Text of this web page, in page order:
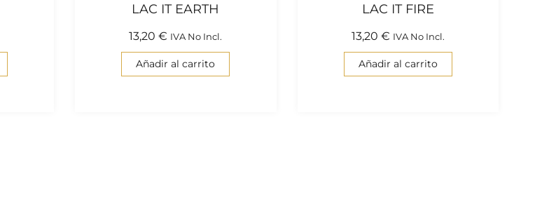
LAC IT EARTH
13,20€ IVA No Incl.
Añadir al carrito
LAC IT FIRE
13,20 € IVA No Incl.
Añadir al carrito